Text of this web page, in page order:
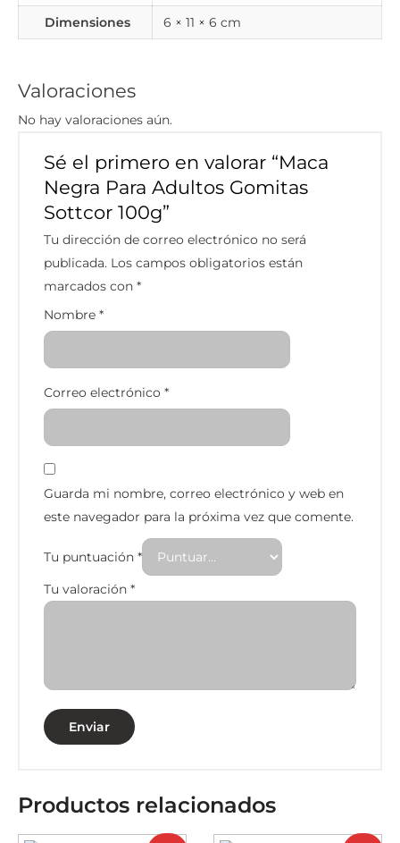
Dimensiones 6 × 11 × 6 cm
Valoraciones
No hay valoraciones aún.
Sé el primero en valorar “Maca
Negra Para Adultos Gomitas
Sottcor 100g”
Tu dirección de correo electrónico no será
publicada. Los campos obligatorios están
marcados con*
Nombre*
Correo electrónico*
Guarda mi nombre, correo electrónico y web en
este navegador para la próxima vez que comente.
Tu puntuación*
Tu valoración*
Productos relacionados